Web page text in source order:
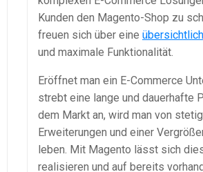
Kunden den Magento-Shop zu
freuen sich über eine
und maximale Funktionalität.
Eröffnet man ein E-Commerce
strebt eine lange und dauerhafte
dem Markt an, wird man von
Erweiterungen und einer
leben. Mit Magento lässt sich
realisieren und auf bereits